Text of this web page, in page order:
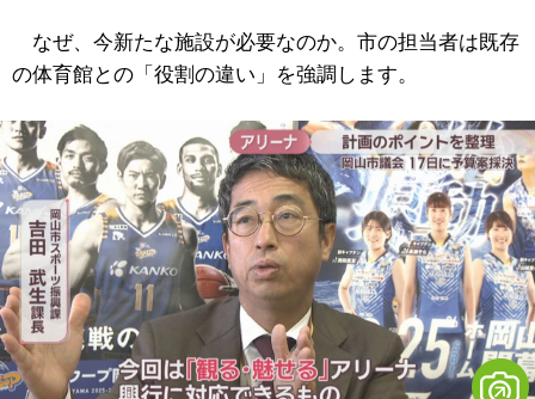
なぜ、今新たな施設が必要なのか。市の担当者は既存
の体育館との「役割の違い」を強調します。